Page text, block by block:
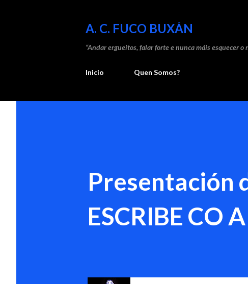
A. C. FUCO BUXÁN
“Andar ergueitos, falar forte e nunca máis esquecer o
Inicio Quen Somos?
Presentación
ESCRIBE CO